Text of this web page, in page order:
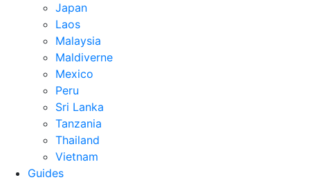
Japan
Laos
Malaysia
Maldiverne
Mexico
Peru
Sri Lanka
Tanzania
Thailand
Vietnam
Guides